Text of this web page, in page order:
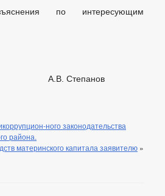
по интересующим
Степанов
ного законодательства
района.
материнского капитала заявителю »